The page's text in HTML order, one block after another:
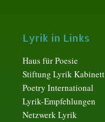
Lyrik in Links
Haus für Poesie
Stiftung Lyrik Kabinett
Poetry International
Lyrik-Empfehlungen
Netzwerk Lyrik